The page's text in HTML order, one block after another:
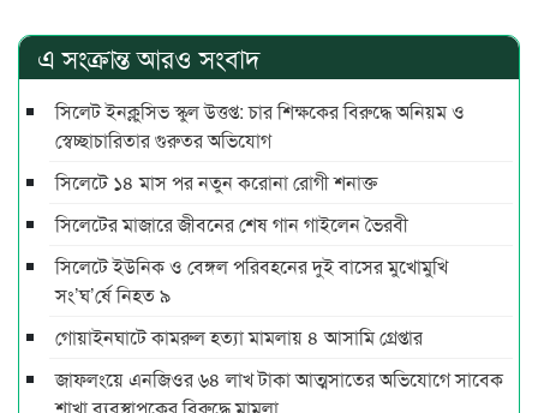
এ সংক্রান্ত আরও সংবাদ
সিলেট ইনক্লুসিভ স্কুল উত্তপ্ত: চার শিক্ষকের বিরুদ্ধে অনিয়ম ও
স্বেচ্ছাচারিতার গুরুতর অভিযোগ
সিলেটে ১৪ মাস পর নতুন করোনা রোগী শনাক্ত
সিলেটের মাজারে জীবনের শেষ গান গাইলেন ভৈরবী
সিলেটে ইউনিক ও বেঙ্গল পরিবহনের দুই বাসের মুখোমুখি
সং’ঘ’র্ষে নিহত ৯
গোয়াইনঘাটে কামরুল হত্যা মামলায় ৪ আসামি গ্রেপ্তার
জাফলংয়ে এনজিওর ৬৪ লাখ টাকা আত্মসাতের অভিযোগে সাবেক
শাখা ব্যবস্থাপকের বিরুদ্ধে মামলা